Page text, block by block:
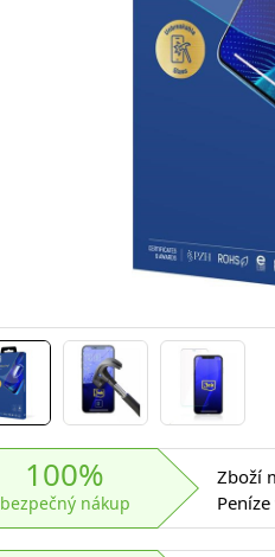
100%
bezpečný nákup
Zboží